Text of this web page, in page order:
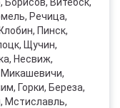
Речица,
Пинск,
Щучин,
Несвиж,
Микашевичи,
Горки, Береза,
Мстиславль,